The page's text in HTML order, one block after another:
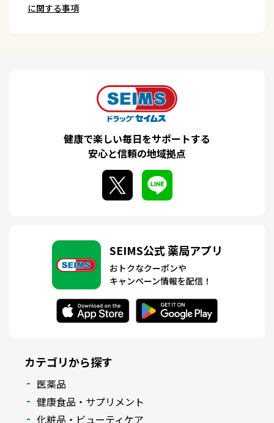
に関する事項
健康で楽しい毎日をサポートする
安心と信頼の地域拠点
SEIMS公式 薬局アプリ
おトクなクーポンや
キャンペーン情報を配信！
カテゴリから探す
医薬品
健康食品・サプリメント
化粧品・ビューティケア